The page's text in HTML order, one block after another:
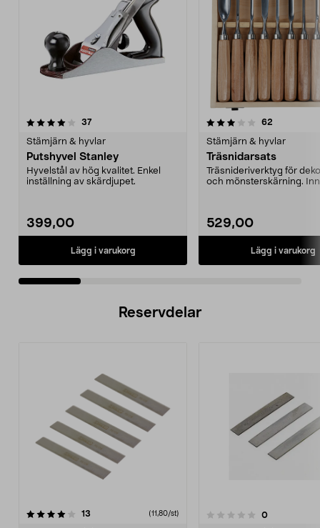
37recensioner
Stämjärn & hyvlar
Putshyvel Stanley
Hyvelstål av hög kvalitet. Enkel
inställning av skärdjupet.
399,00
Lägg i varukorg
3.5 av 5 stjärnor 62
Stämjärn & hyvlar
Träsnidarsats
Träsnideriverktyg för
och mönsterskärning.
529,00
Lägg i varukorg
4.0 av 5 stjärnor
Reservdelar
13 (11,80/st)
0.0 av 5 stjärnor 0recensioner